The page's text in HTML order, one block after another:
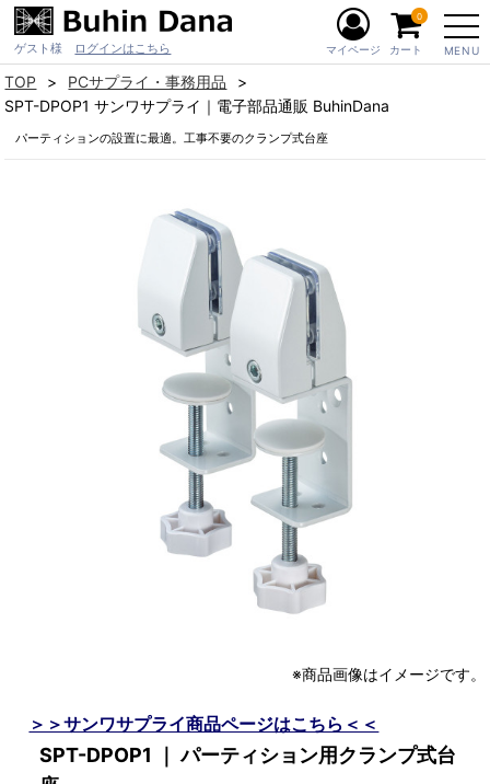
ゲスト様 ログインはこちら MENU
マイページ カート
0
TOP
PCサプライ・事務用品
SPT-DPOP1 サンワサプライ｜電子部品通販 BuhinDana
パーティションの設置に最適。工事不要のクランプ式台座
※商品画像はイメージです。
＞＞サンワサプライ商品ページはこちら＜＜
SPT-DPOP1 ｜ パーティション用クランプ式台